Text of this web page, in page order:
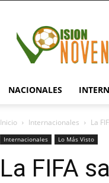
NACIONALES
Inicio Internacionales La
Internacionales Lo Más Visto
La FIFA